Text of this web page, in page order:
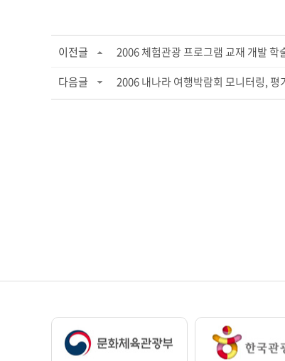
이전글
2006 체험관광 프로그램 교재 개발 학
다음글
2006 내나라 여행박람회 모니터링,